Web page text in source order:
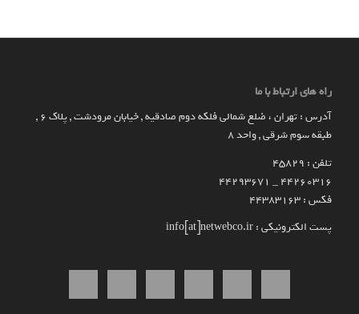
راه های ارتباط با ما
آدرس : تهران ، ضلع شمالی فلکه دوم صادقیه , خیابان مرودشت , پلاک ۶ ,
طبقه سوم شرقی , واحد ۸
تلفن : 45829
۴۴۲۶۰۳۱۶ _ 44293671
فکس : 44383163
پست الکترونیکی : info[at]netwebco.ir